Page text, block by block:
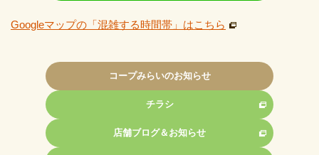
Googleマップの「混雑する時間帯」はこちら
コープみらいのお知らせ
チラシ
店舗ブログ＆お知らせ